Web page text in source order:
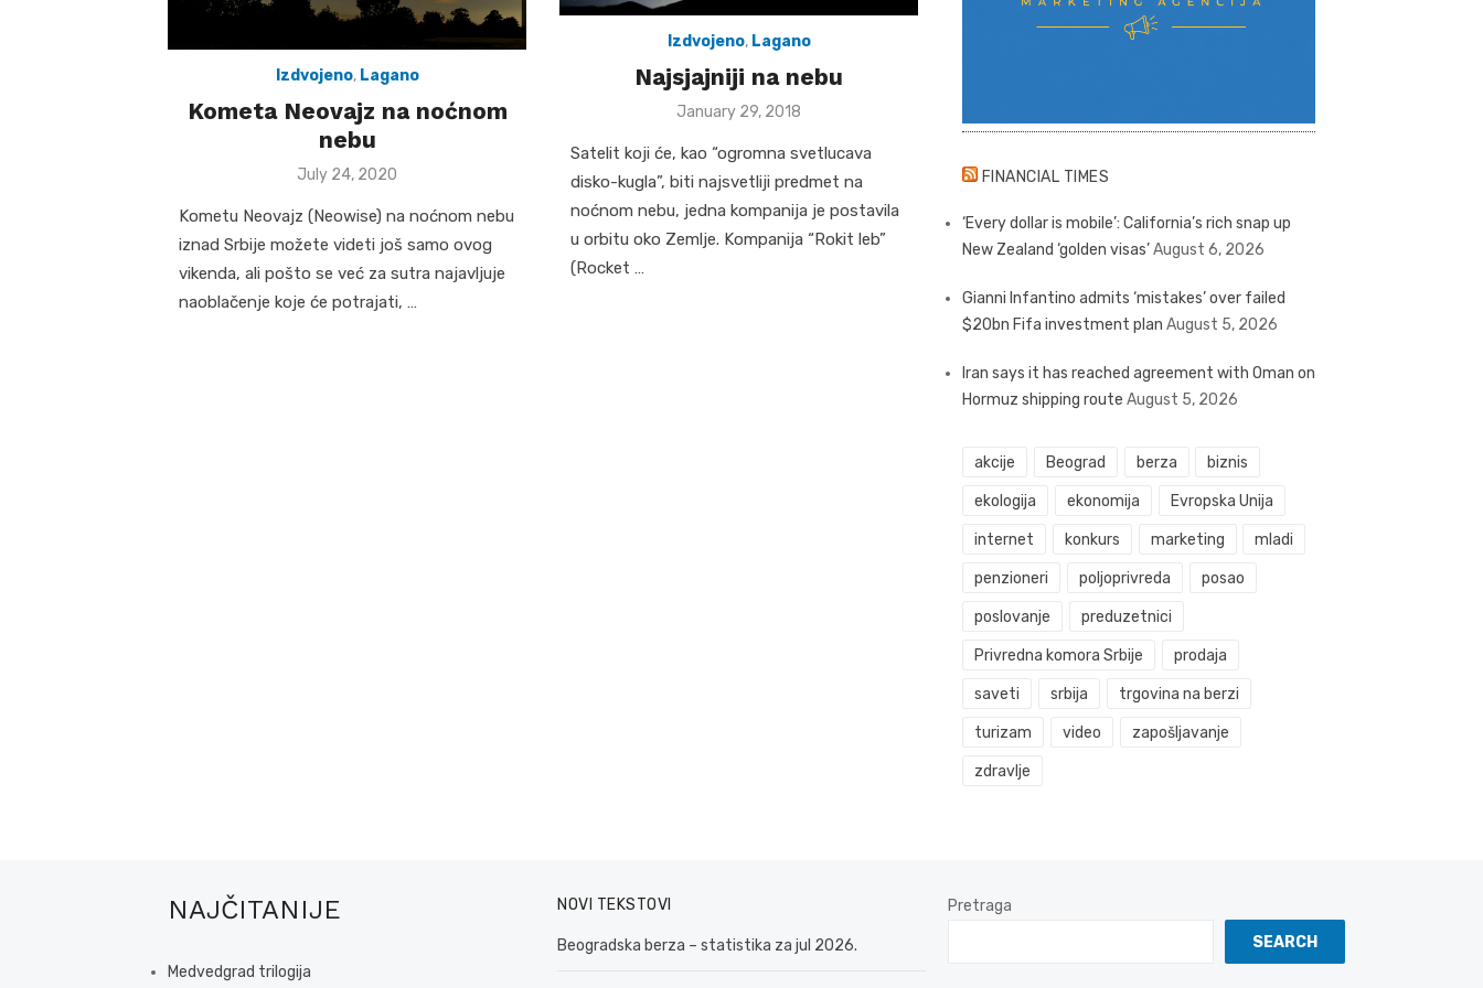
Izdvojeno, Lagano
Kometa Neovajz na noćnom
nebu
Posted
July 24, 2020
Kometu Neovajz (Neowise) na noćnom nebu
iznad Srbije možete videti još samo ovog
vikenda, ali pošto se već za sutra najavljuje
naoblačenje koje će potrajati, …
Izdvojeno, Lagano
Najsjajniji na nebu
Posted
January 29, 2018
Satelit koji će, kao “ogromna svetlucava
disko-kugla”, biti najsvetliji predmet na
noćnom nebu, jedna kompanija je postavila
u orbitu oko Zemlje. Kompanija “Rokit leb”
(Rocket …
FINANCIAL TIMES
‘Every dollar is mobile’: California’s rich snap up
New Zealand ‘golden visas’August 6, 2026
Gianni Infantino admits ‘mistakes’ over failed
$20bn Fifa investment plan August 5, 2026
Iran says it has reached agreement with Oman on
Hormuz shipping route August 5, 2026
akcije Beograd berza biznis
ekologija ekonomija Evropska Unija
internet konkurs marketing mladi
penzioneri poljoprivreda posao
poslovanje preduzetnici
Privredna komora Srbije prodaja
saveti srbija trgovina na berzi
turizam video zapošljavanje
zdravlje
NAJČITANIJE
Medvedgrad trilogija
NOVI TEKSTOVI
Beogradska berza – statistika za jul 2026.
Pretraga
SEARCH